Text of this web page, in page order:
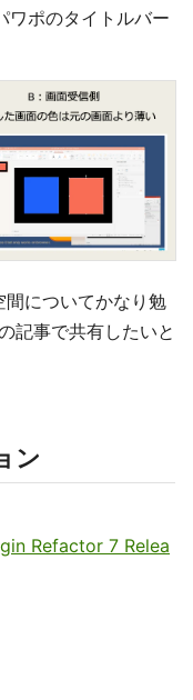
ワポのタイトルバー
についてかなり勉
記事で共有したいと
ン
Refactor 7 Relea